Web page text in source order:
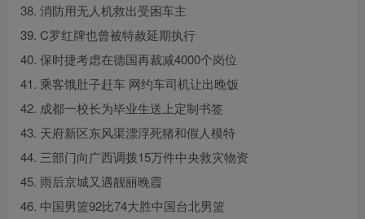
38. 消防用无人机救出受困车主
39. C罗红牌也曾被特赦延期执行
40. 保时捷考虑在德国再裁减4000个岗位
41. 乘客饿肚子赶车 网约车司机让出晚饭
42. 成都一校长为毕业生送上定制书签
43. 天府新区东风渠漂浮死猪和假人模特
44. 三部门向广西调拨15万件中央救灾物资
45. 雨后京城又遇靓丽晚霞
46. 中国男篮92比74大胜中国台北男篮